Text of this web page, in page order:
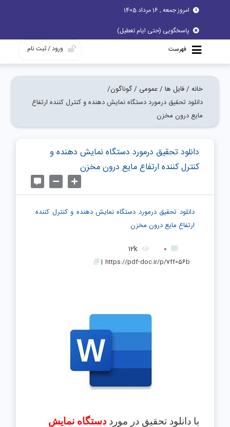
امروز جمعه , 16 مرداد 1405
پاسخگویی (حتی ایام تعطیل)
فهرست
ورود / ثبت نام
خانه / فایل ها / عمومی / گوناگون/
دانلود تحقیق درمورد دستگاه نمایش دهنده و کنترل کننده ارتفاع
مایع درون مخزن
دانلود تحقیق درمورد دستگاه نمایش دهنده و
کنترل کننده ارتفاع مایع درون مخزن
دانلود تحقیق درمورد دستگاه نمایش دهنده و کنترل کننده
ارتفاع مایع درون مخزن
0
12k
https://pdf-doc.ir/p/7ff056b
|
با دانلود تحقیق در مورد دستگاه نمایش